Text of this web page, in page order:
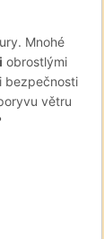
Mnohé
obrostlými
bezpečnosti
větru